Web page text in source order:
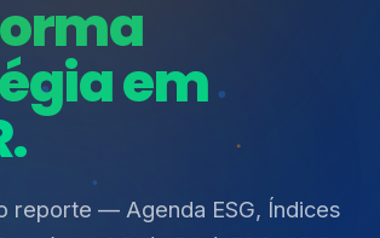
e treinamentos em ISO 27001,
ISO 37001, ISO 9001, ISO
ONA e PNQ — Gestão de
(PGRS/PMGRS).